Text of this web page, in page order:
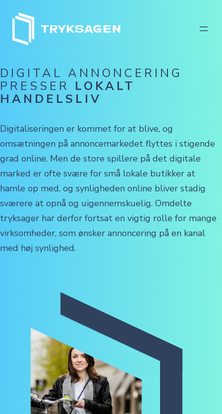
indhold
DIGITAL ANNONCERING
PRESSER LOKALT
HANDELSLIV
Digitaliseringen er kommet for at blive, og
omsætningen på annoncemarkedet flyttes i stigende
grad online. Men de store spillere på det digitale
marked er ofte svære for små lokale butikker at
hamle op med, og synligheden online bliver stadig
sværere at opnå og uigennemskuelig. Omdelte
tryksager har derfor fortsat en vigtig rolle for mange
virksomheder, som ønsker annoncering på en kanal
med høj synlighed.